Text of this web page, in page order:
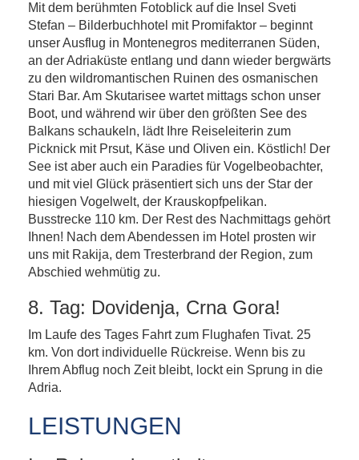
Mit dem berühmten Fotoblick auf die Insel Sveti
Stefan – Bilderbuchhotel mit Promifaktor – beginnt
unser Ausflug in Montenegros mediterranen Süden,
an der Adriaküste entlang und dann wieder bergwärts
zu den wildromantischen Ruinen des osmanischen
Stari Bar. Am Skutarisee wartet mittags schon unser
Boot, und während wir über den größten See des
Balkans schaukeln, lädt Ihre Reiseleiterin zum
Picknick mit Prsut, Käse und Oliven ein. Köstlich! Der
See ist aber auch ein Paradies für Vogelbeobachter,
und mit viel Glück präsentiert sich uns der Star der
hiesigen Vogelwelt, der Krauskopfpelikan.
Busstrecke 110 km. Der Rest des Nachmittags gehört
Ihnen! Nach dem Abendessen im Hotel prosten wir
uns mit Rakija, dem Tresterbrand der Region, zum
Abschied wehmütig zu.
8. Tag: Dovidenja, Crna Gora!
Im Laufe des Tages Fahrt zum Flughafen Tivat. 25
km. Von dort individuelle Rückreise. Wenn bis zu
Ihrem Abflug noch Zeit bleibt, lockt ein Sprung in die
Adria.
LEISTUNGEN